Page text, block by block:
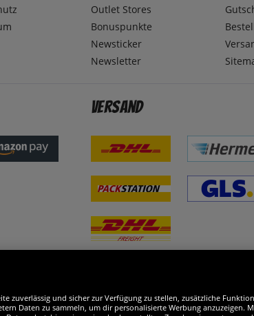
Outlet Stores
Bonuspunkte
Newsticker
Newsletter
Versand
zuverlässig und sicher zur Verfügung zu stellen, zusätzliche
Daten zu sammeln, um dir personalisierte Werbung anzuzeigen.